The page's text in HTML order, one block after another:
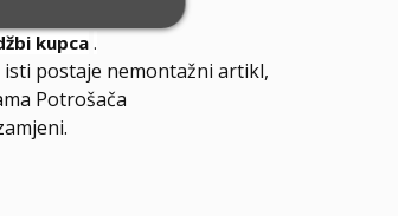
kupca .
isti postaje nemontažni artikl,
Potrošača